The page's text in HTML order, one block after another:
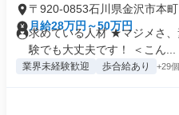
〒920-0853石川県金沢市本町
月給28万円～50万円
求めている人材 ★マジメさ
験でも大丈夫です！ ＜こん...
業界未経験歓迎 歩合給あり +29個